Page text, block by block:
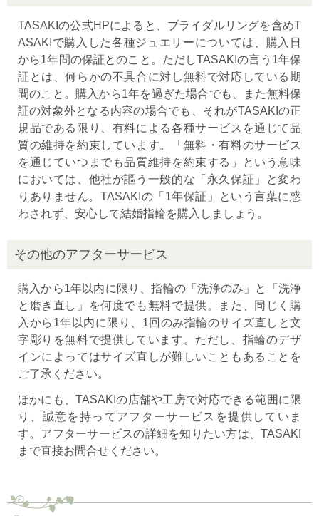
TASAKIの公式HPによると、ブライダルリングを含めT
ASAKIで購入した各種ジュエリーについては、購入日
から1年間の保証とのこと。ただしTASAKIの言う1年保
証とは、何らかの不具合に対し無料で対応している期
間のこと。購入から1年を過ぎた場合でも、また無料保
証の対象外となる内容の場合でも、それがTASAKIの正
規品である限り、有料による各種サービスを通じて品
質の維持を約束しています。「無料・有料のサービス
を通じていつまでも品質維持を約束する」という意味
においては、他社が謳う一般的な「永久保証」と変わ
りありません。TASAKIの「1年保証」という言葉に惑
わされず、安心して結婚指輪を購入しましょう。
その他のアフターサービス
購入から1年以内に限り、指輪の「洗浄のみ」と「洗浄
と磨き直し」を何度でも無料で提供。また、同じく購
入から1年以内に限り、1回のみ指輪のサイズ直しと文
字彫りを無料で提供しています。ただし、指輪のデザ
インによってはサイズ直しが難しいこともあることを
ご了承ください。
ほかにも、TASAKIの店舗や工房で対応できる範囲に限
り、誠意を持ってアフターサービスを提供していま
す。アフターサービスの詳細を知りたい方は、TASAKI
まで直接お問合せください。